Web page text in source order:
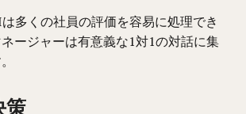
多くの社員の評価を容易に処理でき
ージャーは有意義な1対1の対話に集
策